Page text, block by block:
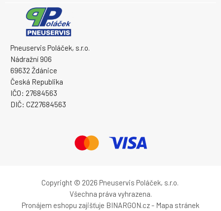
Pneuservis Poláček, s.r.o.
Nádražní 906
69632 Ždánice
Česká Republika
IČO: 27684563
DIČ: CZ27684563
Copyright © 2026 Pneuservis Poláček, s.r.o.
Všechna práva vyhrazena.
Pronájem eshopu zajišťuje BINARGON.cz- Mapa stránek